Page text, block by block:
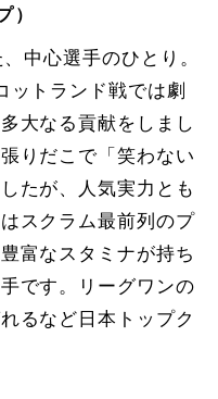
）
中心選手のひとり。
ットランド戦では劇
大なる貢献をしまし
りだこで「笑わない
たが、人気実力とも
スクラム最前列のプ
富なスタミナが持ち
です。リーグワンの
るなど日本トップク